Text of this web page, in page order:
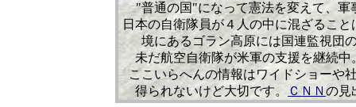
"普通の国"になって憲法を変えて、
日本の自衛隊員が４人の中に混ざるこ
境にあるゴラン高原には国連監視団
未だ航空自衛隊が米軍の支援を継続
ここいらへんの情報はワイドショーや
得られないけど大切です。
ＣＮＮ の見